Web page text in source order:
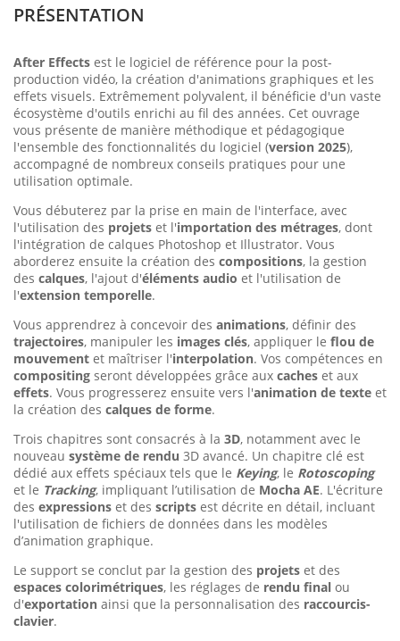
PRÉSENTATION
After Effects est le logiciel de référence pour la post-
production vidéo, la création d'animations graphiques et les
effets visuels. Extrêmement polyvalent, il bénéficie d'un vaste
écosystème d'outils enrichi au fil des années. Cet ouvrage
vous présente de manière méthodique et pédagogique
l'ensemble des fonctionnalités du logiciel (version 2025),
accompagné de nombreux conseils pratiques pour une
utilisation optimale.
Vous débuterez par la prise en main de l'interface, avec
l'utilisation des projets et l'importation des métrages, dont
l'intégration de calques Photoshop et Illustrator. Vous
aborderez ensuite la création des compositions, la gestion
des calques, l'ajout d'éléments audio et l'utilisation de
l'extension temporelle.
Vous apprendrez à concevoir des animations, définir des
trajectoires, manipuler les images clés, appliquer le flou de
mouvement et maîtriser l'interpolation. Vos compétences en
compositing seront développées grâce aux caches et aux
effets. Vous progresserez ensuite vers l'animation de texte et
la création des calques de forme.
Trois chapitres sont consacrés à la 3D, notamment avec le
nouveau système de rendu 3D avancé. Un chapitre clé est
dédié aux effets spéciaux tels que le Keying, le Rotoscoping
et le Tracking, impliquant l’utilisation de Mocha AE. L'écriture
des expressions et des scripts est décrite en détail, incluant
l'utilisation de fichiers de données dans les modèles
d’animation graphique.
Le support se conclut par la gestion des projets et des
espaces colorimétriques, les réglages de rendu final ou
d'exportation ainsi que la personnalisation des raccourcis-
clavier.